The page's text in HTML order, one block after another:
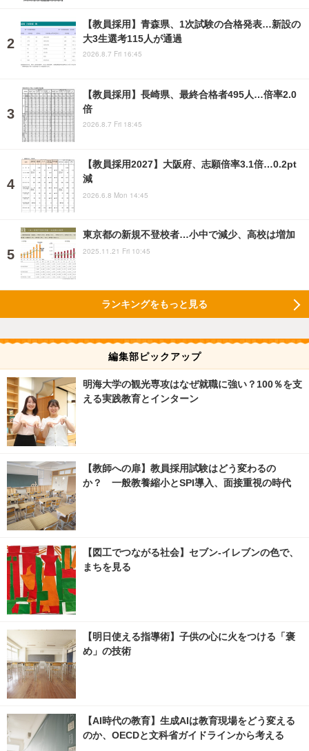
【教員採用】青森県、1次試験の合格発表…新設の
大3生選考115人が通過
2026.8.7 Fri 16:45
【教員採用】長崎県、最終合格者495人…倍率2.0
倍
2026.8.7 Fri 18:45
【教員採用2027】大阪府、志願倍率3.1倍…0.2pt
減
2026.6.8 Mon 14:45
東京都の新規不登校者…小中で減少、高校は増加
2025.11.21 Fri 10:45
ランキングをもっと見る
編集部ピックアップ
明海大学の観光専攻はなぜ就職に強い？100％を支
える実践教育とインターン
【教師への扉】教員採用試験はどう変わるの
か？ 一般教養縮小とSPI導入、面接重視の時代
【図工でつながる社会】セブン‐イレブンの色で、
まちを見る
【明日使える指導術】子供の心に火をつける「褒
め」の技術
【AI時代の教育】生成AIは教育現場をどう変える
のか、OECDと文科省ガイドラインから考える